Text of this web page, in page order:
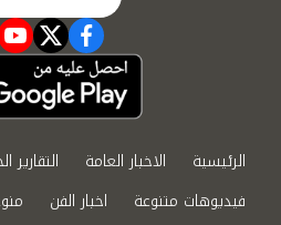
facebook
الرئيسية الاخبار العامة التقارير
فيديوهات متنوعة
اخبار الفن